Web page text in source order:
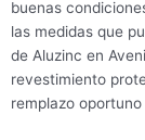
buenas
las medidas que
de Aluzinc en
revestimiento
remplazo